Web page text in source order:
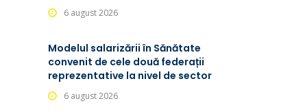
6 august 2026
Modelul salarizării în Sănătate
convenit de cele două federații
reprezentative la nivel de sector
6 august 2026